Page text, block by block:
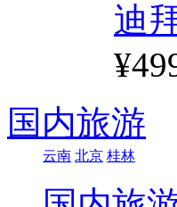
迪
国内旅游
云南 北京 桂林